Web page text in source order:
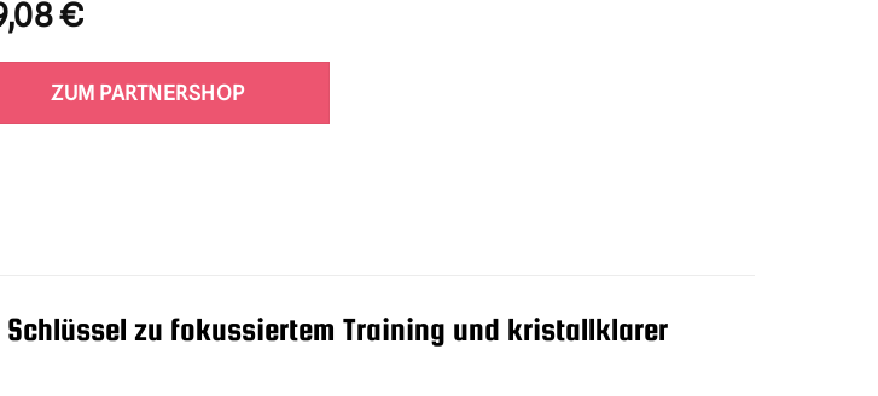
€
ZUM PARTNERSHOP
Schlüssel zu fokussiertem Training und kristallklarer